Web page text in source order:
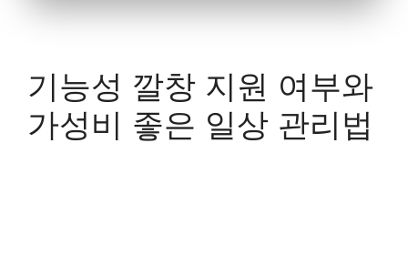
기능성 깔창 지원 여부와
가성비 좋은 일상 관리법